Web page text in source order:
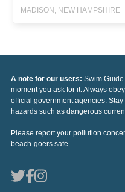
MADISON, NEW HAMPSHIRE
A note for our users: Swim
moment you ask for it. Always
official government agencies.
hazards such as dangerous
Please report your pollution
beach-goers safe.